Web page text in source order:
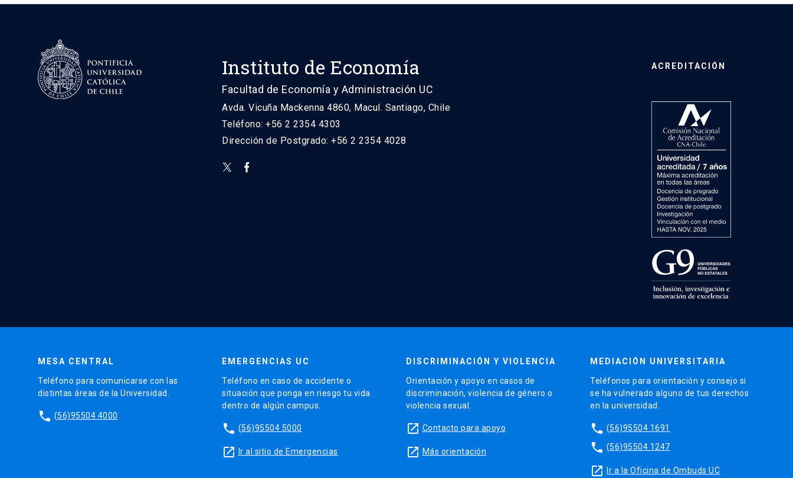
Instituto de Economía
Facultad de Economía y Administración UC
Avda. Vicuña Mackenna 4860, Macul. Santiago, Chile
Teléfono: +56 2 2354 4303
Dirección de Postgrado: +56 2 2354 4028
ACREDITACIÓN
MESA CENTRAL
Teléfono para comunicarse con las
distintas áreas de la Universidad.
phone (56)95504 4000
EMERGENCIAS UC
Teléfono en caso de accidente o
situación que ponga en riesgo tu vida
dentro de algún campus.
phone (56)95504 5000
launch Ir al sitio de Emergencias
DISCRIMINACIÓN Y VIOLENCIA
Orientación y apoyo en casos de
discriminación, violencia de género o
violencia sexual.
launch Contacto para apoyo
launch Más orientación
MEDIACIÓN UNIVERSITARIA
Teléfonos para orientación y consejo si
se ha vulnerado alguno de tus derechos
en la universidad.
phone (56)95504 1691
phone (56)95504 1247
launch Ir a la Oficina de Ombuds UC